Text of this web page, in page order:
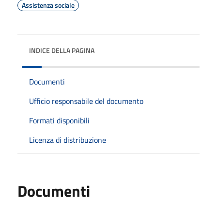
Assistenza sociale
INDICE DELLA PAGINA
Documenti
Ufficio responsabile del documento
Formati disponibili
Licenza di distribuzione
Documenti